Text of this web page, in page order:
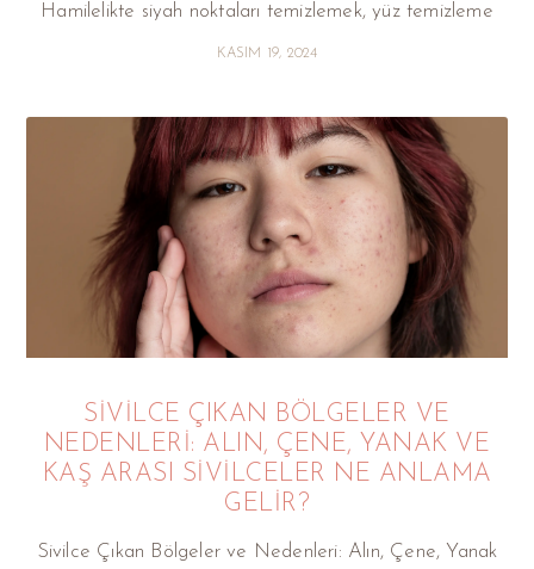
Hamilelikte siyah noktaları temizlemek, yüz temizleme
KASIM 19, 2024
SIVILCE ÇIKAN BÖLGELER VE
NEDENLERI: ALIN, ÇENE, YANAK VE
KAŞ ARASI SIVILCELER NE ANLAMA
GELIR?
Sivilce Çıkan Bölgeler ve Nedenleri: Alın, Çene, Yanak